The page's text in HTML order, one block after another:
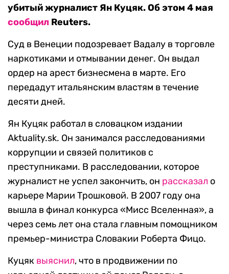
убитый журналист Ян Куцяк. Об этом 4 мая
сообщил Reuters.
Суд в Венеции подозревает Вадалу в торговле
наркотиками и отмывании денег. Он выдал
ордер на арест бизнесмена в марте. Его
передадут итальянским властям в течение
десяти дней.
Ян Куцяк работал в словацком издании
Aktuality.sk. Он занимался расследованиями
коррупции и связей политиков с
преступниками. В расследовании, которое
журналист не успел закончить, он рассказал о
карьере Марии Трошковой. В 2007 году она
вышла в финал конкурса «Мисс Вселенная», а
через семь лет она стала главным помощником
премьер-министра Словакии Роберта Фицо.
Куцяк выяснил, что в продвижении по